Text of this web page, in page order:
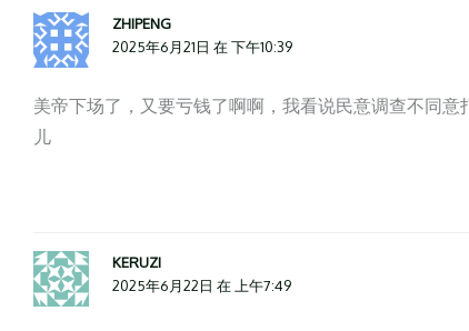
ZHIPENG
2025年6月21日 在 下午10:39
美帝下场了，又要亏钱了啊啊，我看说民意调查不同
儿
KERUZI
2025年6月22日 在 上午7:49